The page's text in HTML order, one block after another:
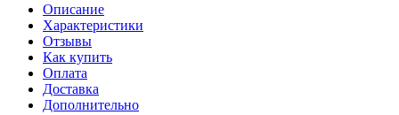
Описание
Характеристики
Отзывы
Как купить
Оплата
Доставка
Дополнительно